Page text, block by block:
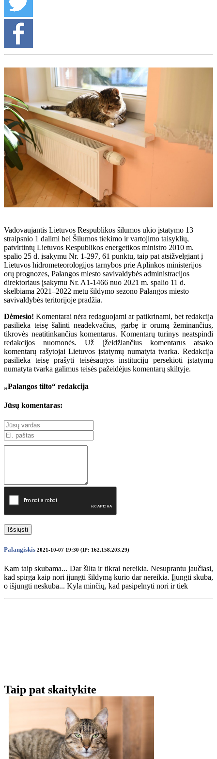
Vadovaujantis Lietuvos Respublikos šilumos ūkio įstatymo 13
straipsnio 1 dalimi bei Šilumos tiekimo ir vartojimo taisyklių,
patvirtintų Lietuvos Respublikos energetikos ministro 2010 m.
spalio 25 d. įsakymu Nr. 1-297, 61 punktu, taip pat atsižvelgiant į
Lietuvos hidrometeorologijos tarnybos prie Aplinkos ministerijos
orų prognozes, Palangos miesto savivaldybės administracijos
direktoriaus įsakymu Nr. A1-1466 nuo 2021 m. spalio 11 d.
skelbiama 2021–2022 metų šildymo sezono Palangos miesto
savivaldybės teritorijoje pradžia.
Dėmesio! Komentarai nėra redaguojami ar patikrinami, bet redakcija
pasilieka teisę šalinti neadekvačius, garbę ir orumą žeminančius,
tikrovės neatitinkančius komentarus. Komentarų turinys neatspindi
redakcijos nuomonės. Už įžeidžiančius komentarus atsako
komentarų rašytojai Lietuvos įstatymų numatyta tvarka. Redakcija
pasilieka teisę prašyti teisėsaugos institucijų persekioti įstatymų
numatyta tvarka galimus teisės pažeidėjus komentarų skiltyje.
„Palangos tilto“ redakcija
Jūsų komentaras:
Išsiųsti
Palangiskis 2021-10-07 19:30 (IP: 162.158.203.29)
Kam taip skubama... Dar šilta ir tikrai nereikia. Nesuprantu jaučiasi,
kad spirga kaip nori įjungti šildymą kurio dar nereikia. Įjungti skuba,
o išjungti neskuba... Kyla minčių, kad pasipelnyti nori ir tiek
Taip pat skaitykite